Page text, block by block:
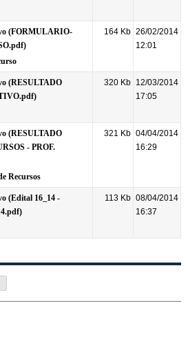
164 Kb 26/02/2014
12:01
320 Kb 12/03/2014
17:05
Recursos
321 Kb 04/04/2014
16:29
113 Kb 08/04/2014
16:37